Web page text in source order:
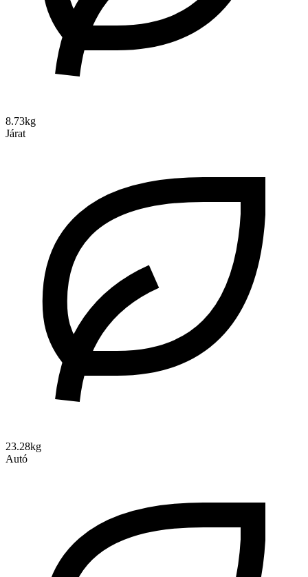
8.73kg
Járat
23.28kg
Autó